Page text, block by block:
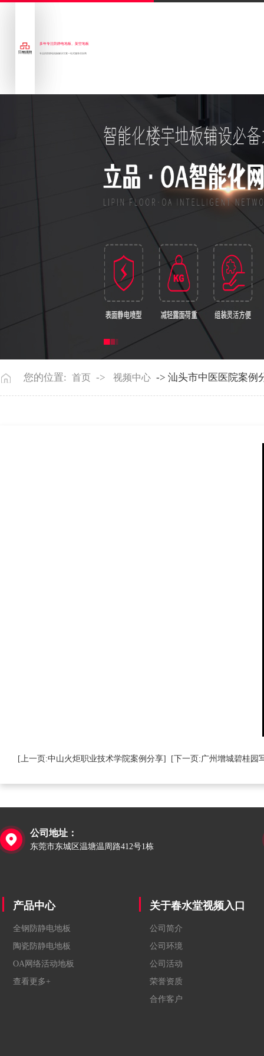
多年专注防静电地板、架空地板
专业的防静电地板解决方案一站式服务供应商
您的位置: 首页 -> 视频中心 -> 汕头市中医医院案例
[上一页:中山火炬职业技术学院案例分享] [下一页:广州增城碧桂园

公司地址：
东莞市东城区温塘温周路412号1栋
产品中心
全钢防静电地板
陶瓷防静电地板
OA网络活动地板
查看更多+
关于春水堂视频入口
公司简介
公司环境
公司活动
荣誉资质
合作客户